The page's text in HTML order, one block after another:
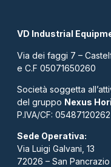
VD Industrial
Via dei faggi 7 –
e C.F 05071650260
Società soggetta
del gruppo Nexus
P.IVA/CF: 05487120262​
Sede Operativa:
Via Luigi Galvani, 13
72026 – San